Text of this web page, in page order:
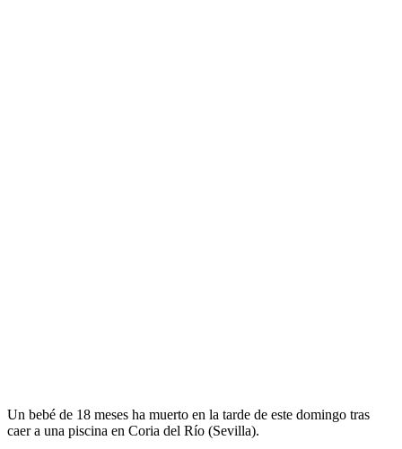
Un bebé de 18 meses ha muerto en la tarde de este domingo tras
caer a una piscina en Coria del Río (Sevilla).